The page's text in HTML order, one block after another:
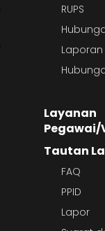
RUPS
Layanan
Pegawai/
Tautan
FAQ
PPID
Lapor